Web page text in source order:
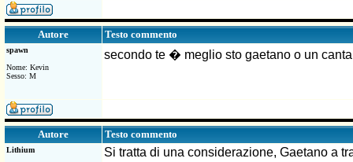
Autore Testo commento
spawn
Nome: Kevin
Sesso: M
secondo te � meglio sto gaetano o un
Autore Testo commento
Lithium
Si tratta di una considerazione, Gaetano a